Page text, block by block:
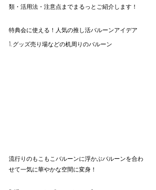
類・活用法・注意点までまるっとご紹介します！
特典会に使える！人気の推し活バルーンアイデア
1. グッズ売り場などの机周りのバルーン
流行りのもこもこバルーンに浮かぶバルーンを合わ
せて一気に華やかな空間に変身！